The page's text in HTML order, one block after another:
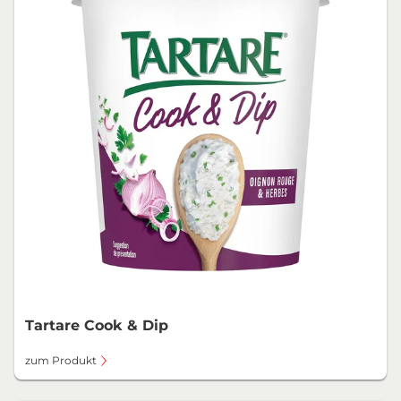
Tartare Cook & Dip
zum Produkt